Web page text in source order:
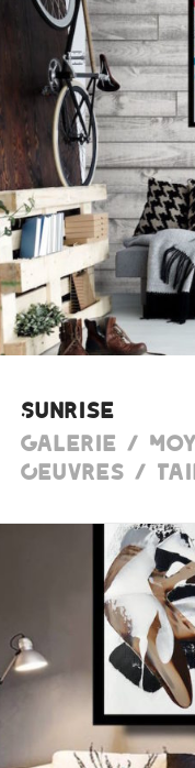
Sunrise
Galerie /
Oeuvres /